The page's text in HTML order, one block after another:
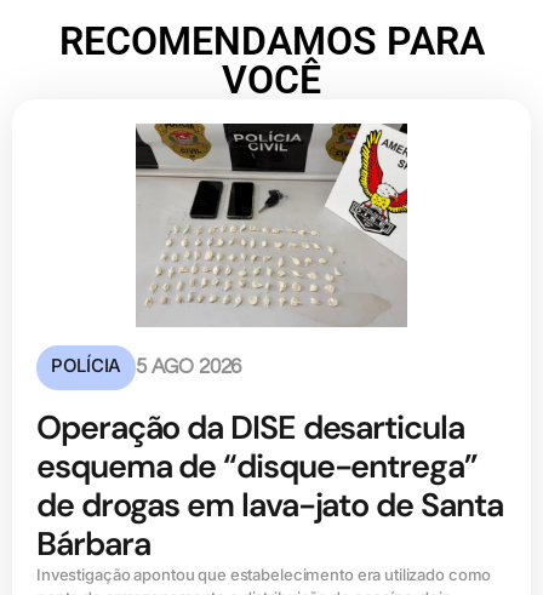
RECOMENDAMOS PARA
VOCÊ
POLÍCIA 5 AGO 2026
Operação da DISE desarticula
esquema de “disque-entrega”
de drogas em lava-jato de Santa
Bárbara
Investigação apontou que estabelecimento era utilizado como